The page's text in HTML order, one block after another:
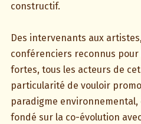
constructif.
Des intervenants aux
conférenciers reconnus
fortes, tous les acteurs de
particularité de vouloir
paradigme
fondé sur la co-évolution